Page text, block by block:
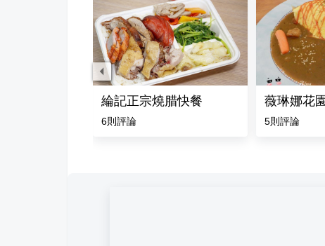
綸記正宗燒腊快餐
6則評論
薇琳娜花
5則評論